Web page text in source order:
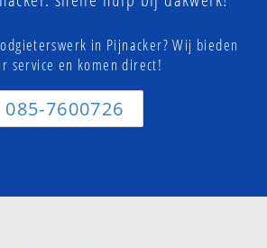
in Pijnacker? Wij bieden
service en komen direct!
085-7600726